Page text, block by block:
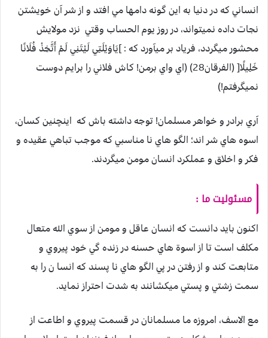
انساني كه در دنيا به اين گونه دامها مي افتد و از شر آن خويشتن
نجات داده نميتواند، در روز يوم الحساب وقتي نزد مولايش
محشور ميگردد، فرياد بر ميآورد كه : ]يَاوَيْلَتِي لَيْتَنِي لَمْ أَتَّخِذْ فُلَانًا
خَلِيلًا[ (الفرقان28) (اي واي برمن! كاش فلاني را برايم دوست
نميگرفتم!)
آري برادر و خواهر مسلمان! توجه داشته باش كه اينچنين كسان،
اسوه هاي شر اند؛ الگو هاي نا مناسبي كه موجب تباهي عقيده و
فكر و اخلاق و عملكرد انسان مومن ميگردند.
مسئوليت ما :
اكنون بايد دانست كه انسان عاقل و مومن از سوي الله متعال
مكلف است تا از اسوة هاي حسنه در زنده گي خود پيروي و
متابعت كند و از رفتن در پي الگو هاي نا پسند كه انسا ن را به
سمت زشتي و پستي ميكشانند به شدت احتراز نمايد.
مع الاسف، امروزه ما مسلمانان در قسمت پيروي و اطاعت از